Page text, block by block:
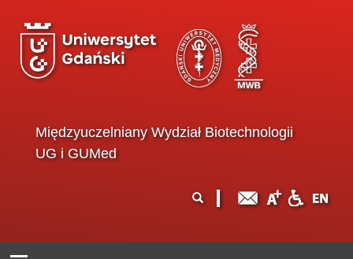
Międzyuczelniany Wydział Biotechnologii
UG i GUMed
wyszukiwania